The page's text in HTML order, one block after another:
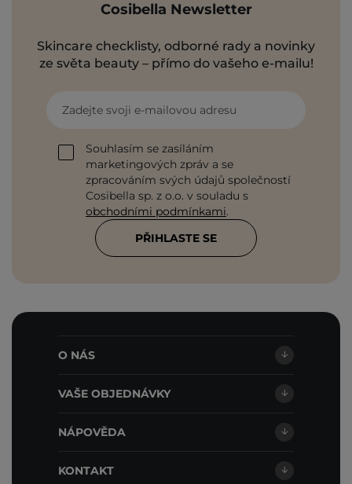
Cosibella Newsletter
Skincare checklisty, odborné rady a novinky
ze světa beauty – přímo do vašeho e-mailu!
Zadejte svoji e-mailovou adresu
Souhlasím se zasíláním
marketingových zpráv a se
zpracováním svých údajů společností
Cosibella sp. z o.o. v souladu s
obchodními podmínkami.
PŘIHLASTE SE
O NÁS
VAŠE OBJEDNÁVKY
NÁPOVĚDA
KONTAKT